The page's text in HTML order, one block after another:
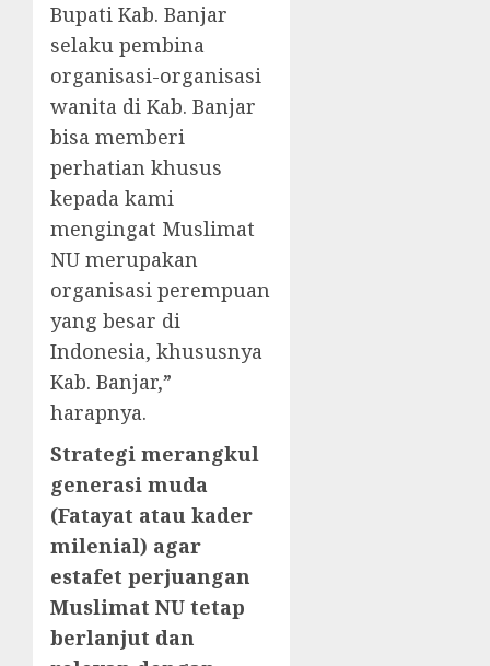
Bupati Kab. Banjar
selaku pembina
organisasi-organisasi
wanita di Kab. Banjar
bisa memberi
perhatian khusus
kepada kami
mengingat Muslimat
NU merupakan
organisasi perempuan
yang besar di
Indonesia, khususnya
Kab. Banjar,”
harapnya.
Strategi merangkul
generasi muda
(Fatayat atau kader
milenial) agar
estafet perjuangan
Muslimat NU tetap
berlanjut dan